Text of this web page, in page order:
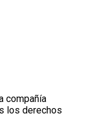
compañía
los derechos